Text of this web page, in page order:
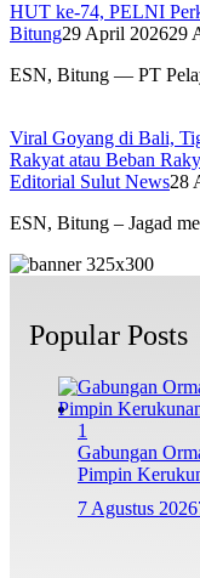
HUT ke-74, PELNI
Bitung29 April 202629
ESN, Bitung — PT
Viral Goyang di Bali,
Rakyat atau Beban
Editorial Sulut News28
ESN, Bitung – Jagad
Popular Posts
1
Gabungan
Pimpin
7 Agustus 2026